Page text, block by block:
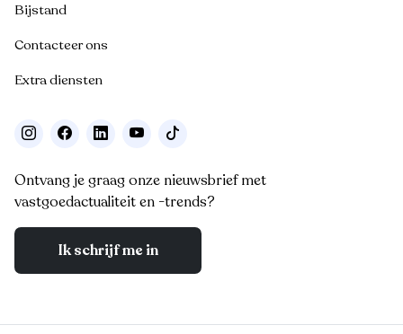
Bijstand
Contacteer ons
Extra diensten
Ontvang je graag onze nieuwsbrief met
vastgoedactualiteit en -trends?
Ik schrijf me in